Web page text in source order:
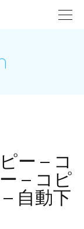
– コピ
自動下